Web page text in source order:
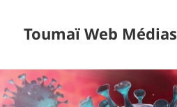
Toumaï Web Médias